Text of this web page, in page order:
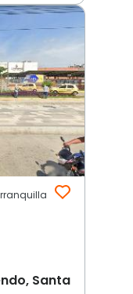
Santa